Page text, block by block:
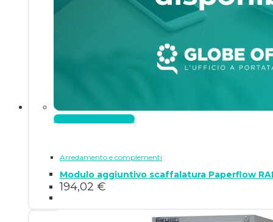
Aggiungi al carrello
Arredamento e complementi
Modulo aggiuntivo scaffalatura Paperflow
194,02 €